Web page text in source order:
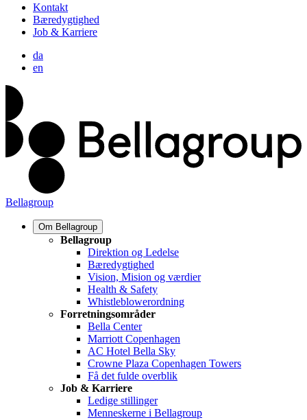
Kontakt
Bæredygtighed
Job & Karriere
da
en
Bellagroup
Om Bellagroup
Bellagroup
Direktion og Ledelse
Bæredygtighed
Vision, Mision og værdier
Health & Safety
Whistleblowerordning
Forretningsområder
Bella Center
Marriott Copenhagen
AC Hotel Bella Sky
Crowne Plaza Copenhagen Towers
Få det fulde overblik
Job & Karriere
Ledige stillinger
Menneskerne i Bellagroup